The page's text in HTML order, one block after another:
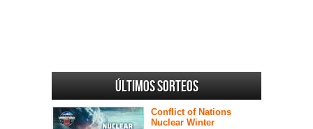
Últimos sorteos
Conflict of Nations
Nuclear Winter